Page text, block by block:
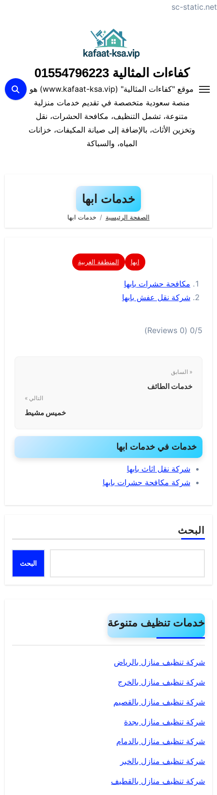
sc-static.net
كفاءات المثالية 01554796223
موقع "كفاءات المثالية" (www.kafaat-ksa.vip) هو
منصة سعودية متخصصة في تقديم خدمات منزلية
متنوعة، تشمل التنظيف، مكافحة الحشرات، نقل
وتخزين الأثاث، بالإضافة إلى صيانة المكيفات، خزانات
المياه، والسباكة
خدمات ابها
الصفحة الرئيسية خدمات ابها
ابها المنطقة الغربية
مكافحة حشرات بابها
شركة نقل عفش بابها
0/5
(0 Reviews)
« السابق
خدمات الطائف
التالي »
خميس مشيط
خدمات في خدمات ابها
شركة نقل اثاث بابها
شركة مكافحة حشرات بابها
البحث
البحث
خدمات تنظيف متنوعة
شركة تنظيف منازل بالرياض
شركة تنظيف منازل بالخرج
شركة تنظيف منازل بالقصيم
شركة تنظيف منازل بجدة
شركة تنظيف منازل بالدمام
شركة تنظيف منازل بالخبر
شركة تنظيف منازل بالقطيف